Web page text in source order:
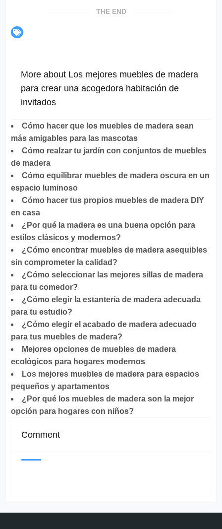
THE END
More about Los mejores muebles de madera
para crear una acogedora habitación de
invitados
Cómo hacer que los muebles de madera sean
más amigables para las mascotas
Cómo realzar tu jardín con conjuntos de muebles
de madera
Cómo equilibrar muebles de madera oscura en un
espacio luminoso
Cómo hacer tus propios muebles de madera DIY
en casa
¿Por qué la madera es una buena opción para
estilos clásicos y modernos?
¿Cómo encontrar muebles de madera asequibles
sin comprometer la calidad?
¿Cómo seleccionar las mejores sillas de madera
para tu comedor?
¿Cómo elegir la estantería de madera adecuada
para tu estudio?
¿Cómo elegir el acabado de madera adecuado
para tus muebles de madera?
Mejores opciones de muebles de madera
ecológicos para hogares modernos
Los mejores muebles de madera para espacios
pequeños y apartamentos
¿Por qué los muebles de madera son la mejor
opción para hogares con niños?
Comment